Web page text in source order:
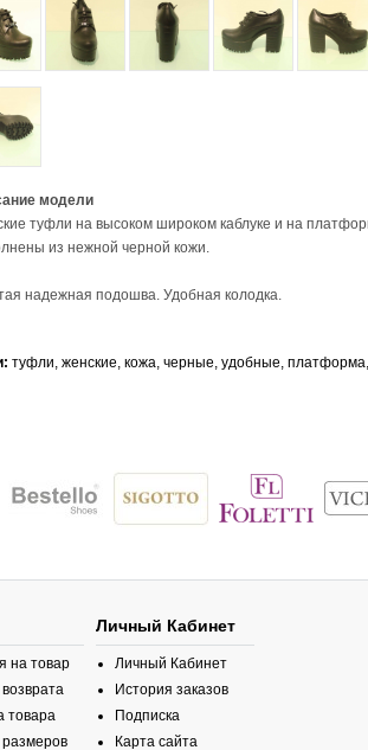
модели
туфли на высоком широком каблуке и на
из нежной черной кожи.
надежная подошва. Удобная колодка.
туфли, женские, кожа, черные, удобные, платформа,
на товар
товара
Личный Кабинет
Личный Кабинет
История заказов
Подписка
Карта сайта